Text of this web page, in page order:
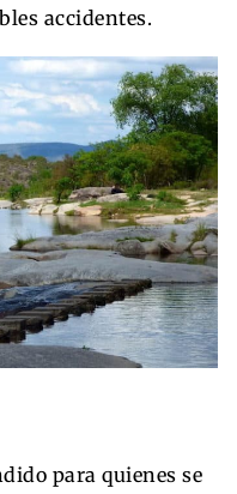
accidentes.
para quienes se